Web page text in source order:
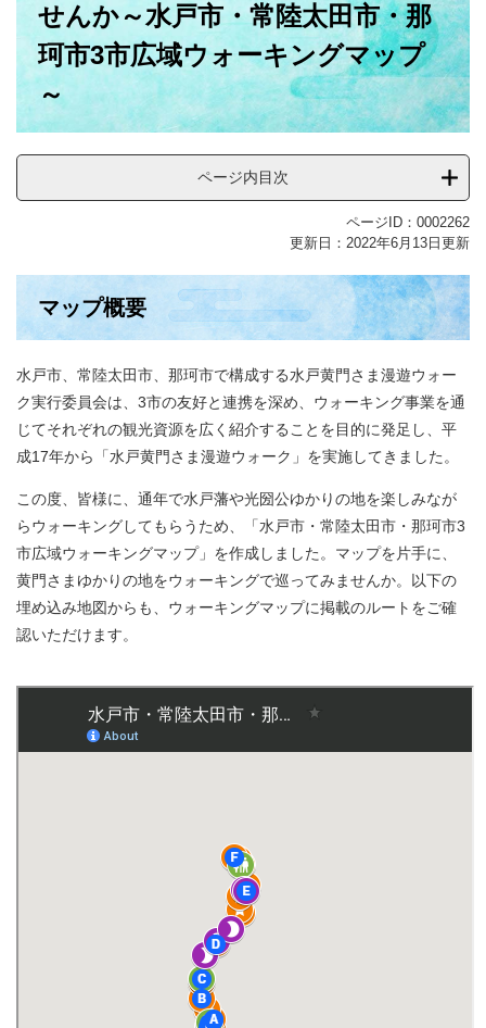
せんか～水戸市・常陸太田市・那
珂市3市広域ウォーキングマップ
～
ページ内目次
ページID：0002262
更新日：2022年6月13日更新
マップ概要
水戸市、常陸太田市、那珂市で構成する水戸黄門さま漫遊ウォー
ク実行委員会は、3市の友好と連携を深め、ウォーキング事業を通
じてそれぞれの観光資源を広く紹介することを目的に発足し、平
成17年から「水戸黄門さま漫遊ウォーク」を実施してきました。
この度、皆様に、通年で水戸藩や光圀公ゆかりの地を楽しみなが
らウォーキングしてもらうため、「水戸市・常陸太田市・那珂市3
市広域ウォーキングマップ」を作成しました。マップを片手に、
黄門さまゆかりの地をウォーキングで巡ってみませんか。以下の
埋め込み地図からも、ウォーキングマップに掲載のルートをご確
認いただけます。